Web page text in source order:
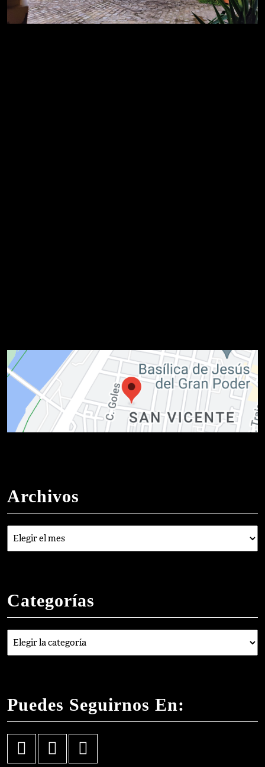
Archivos
Archivos
Categorías
Categorías
Puedes Seguirnos En:
Facebook Instagram